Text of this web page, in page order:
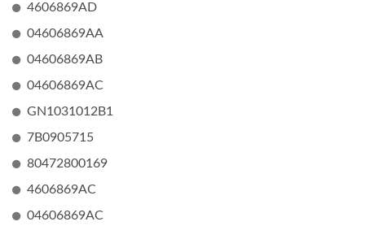
4606869AD
04606869AA
04606869AB
04606869AC
GN1031012B1
7B0905715
80472800169
4606869AC
04606869AC